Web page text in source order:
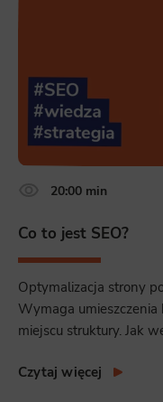
20:00 min
Co to jest SEO?
Optymalizacja strony
Wymaga
miejscu struktury. Jak
Czytaj więcej